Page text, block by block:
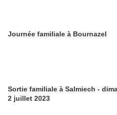
Journée familiale à Bournazel
Sortie familiale à Salmiech - dimanche
2 juillet 2023